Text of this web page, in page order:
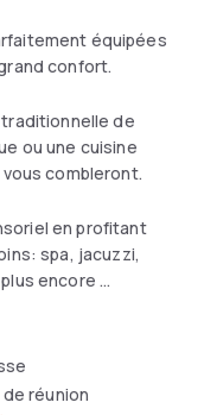
équipées
confort.
de
ou une cuisine
combleront.
en profitant
spa, jacuzzi,
encore ...
de réunion